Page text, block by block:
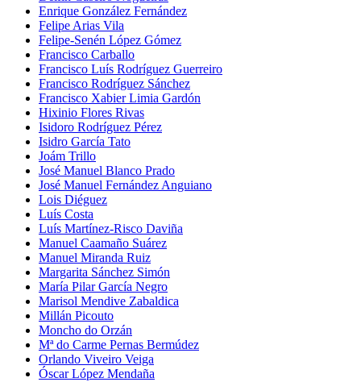
Enrique González Fernández
Felipe Arias Vila
Felipe-Senén López Gómez
Francisco Carballo
Francisco Luís Rodríguez Guerreiro
Francisco Rodríguez Sánchez
Francisco Xabier Limia Gardón
Hixinio Flores Rivas
Isidoro Rodríguez Pérez
Isidro García Tato
Joám Trillo
José Manuel Blanco Prado
José Manuel Fernández Anguiano
Lois Diéguez
Luís Costa
Luís Martínez-Risco Daviña
Manuel Caamaño Suárez
Manuel Miranda Ruiz
Margarita Sánchez Simón
María Pilar García Negro
Marisol Mendive Zabaldica
Millán Picouto
Moncho do Orzán
Mª do Carme Pernas Bermúdez
Orlando Viveiro Veiga
Óscar López Mendaña